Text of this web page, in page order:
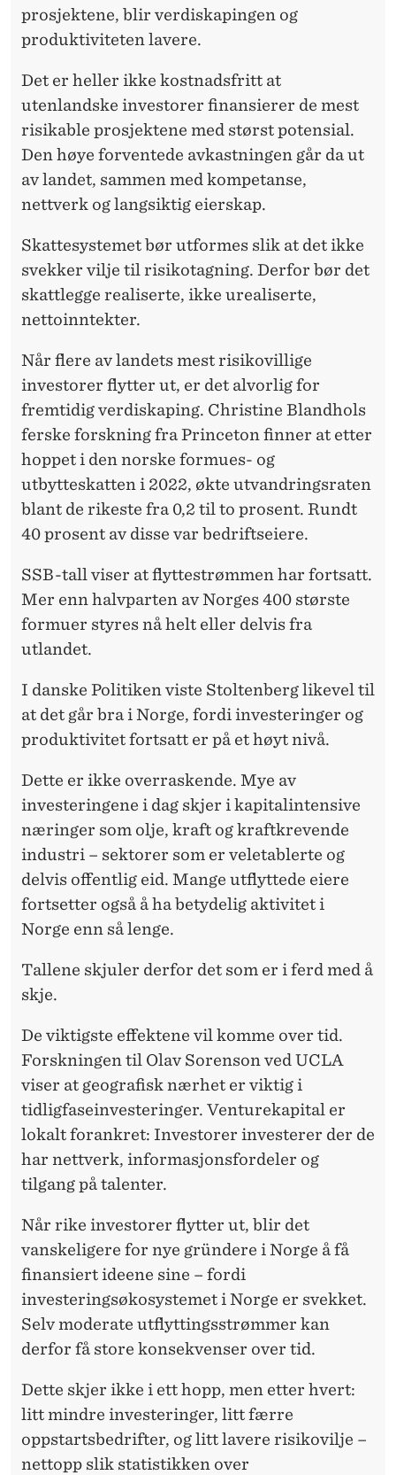
prosjektene, blir verdiskapingen og
produktiviteten lavere.
Det er heller ikke kostnadsfritt at
utenlandske investorer finansierer de mest
risikable prosjektene med størst potensial.
Den høye forventede avkastningen går da ut
av landet, sammen med kompetanse,
nettverk og langsiktig eierskap.
Skattesystemet bør utformes slik at det ikke
svekker vilje til risikotagning. Derfor bør det
skattlegge realiserte, ikke urealiserte,
nettoinntekter.
Når flere av landets mest risikovillige
investorer flytter ut, er det alvorlig for
fremtidig verdiskaping. Christine Blandhols
ferske forskning fra Princeton finner at etter
hoppet i den norske formues- og
utbytteskatten i 2022, økte utvandringsraten
blant de rikeste fra 0,2 til to prosent. Rundt
40 prosent av disse var bedriftseiere.
SSB-tall viser at flyttestrømmen har fortsatt.
Mer enn halvparten av Norges 400 største
formuer styres nå helt eller delvis fra
utlandet.
I danske Politiken viste Stoltenberg likevel til
at det går bra i Norge, fordi investeringer og
produktivitet fortsatt er på et høyt nivå.
Dette er ikke overraskende. Mye av
investeringene i dag skjer i kapitalintensive
næringer som olje, kraft og kraftkrevende
industri – sektorer som er veletablerte og
delvis offentlig eid. Mange utflyttede eiere
fortsetter også å ha betydelig aktivitet i
Norge enn så lenge.
Tallene skjuler derfor det som er i ferd med å
skje.
De viktigste effektene vil komme over tid.
Forskningen til Olav Sorenson ved UCLA
viser at geografisk nærhet er viktig i
tidligfaseinvesteringer. Venturekapital er
lokalt forankret: Investorer investerer der de
har nettverk, informasjonsfordeler og
tilgang på talenter.
Når rike investorer flytter ut, blir det
vanskeligere for nye gründere i Norge å få
finansiert ideene sine – fordi
investeringsøkosystemet i Norge er svekket.
Selv moderate utflyttingsstrømmer kan
derfor få store konsekvenser over tid.
Dette skjer ikke i ett hopp, men etter hvert:
litt mindre investeringer, litt færre
oppstartsbedrifter, og litt lavere risikovilje –
nettopp slik statistikken over